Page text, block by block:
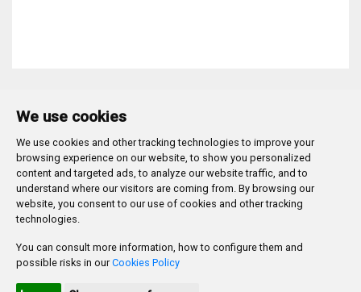
We use cookies
We use cookies and other tracking technologies to improve your
browsing experience on our website, to show you personalized
content and targeted ads, to analyze our website traffic, and to
understand where our visitors are coming from. By browsing our
website, you consent to our use of cookies and other tracking
technologies.
You can consult more information, how to configure them and
possible risks in ourCookies Policy
Plaza Mayor 1 - 09071BURGOS
947 288 800 CIF: P-0906100-C
CONTACTO | AVISOS, QUEJAS Y SUGERENCIAS
CANAL DE DENUNCIAS
PROMUEVE BURGOS